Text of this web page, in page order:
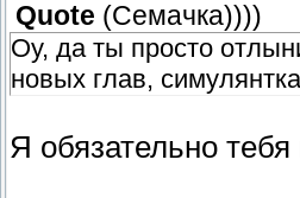
Quote (Семачка))))
Оу, да ты просто
новых глав,
Я обязательно